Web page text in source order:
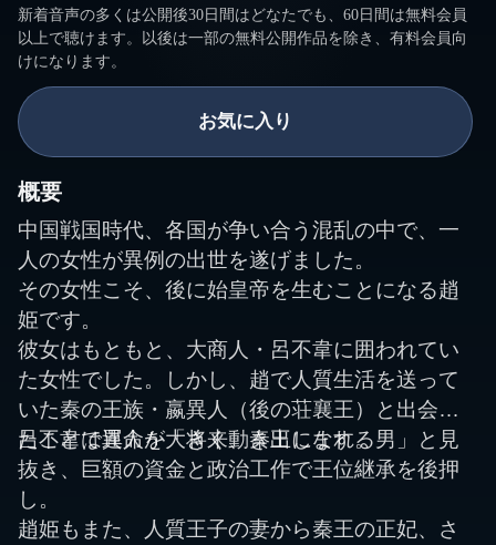
新着音声の多くは公開後30日間はどなたでも、60日間は無料会員
以上で聴けます。以後は一部の無料公開作品を除き、有料会員向
けになります。
お気に入り
概要
中国戦国時代、各国が争い合う混乱の中で、一
人の女性が異例の出世を遂げました。
その女性こそ、後に始皇帝を生むことになる趙
姫です。
彼女はもともと、大商人・呂不韋に囲われてい
た女性でした。しかし、趙で人質生活を送って
いた秦の王族・嬴異人（後の荘襄王）と出会っ
たことで運命が大きく動き出します。
呂不韋は異人を「将来、秦王になれる男」と見
抜き、巨額の資金と政治工作で王位継承を後押
し。
趙姫もまた、人質王子の妻から秦王の正妃、さ